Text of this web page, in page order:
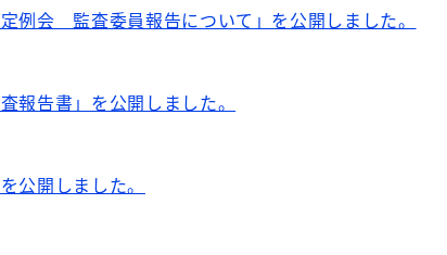
例会 監査委員報告について」を公開しました。
報告書」を公開しました。
公開しました。